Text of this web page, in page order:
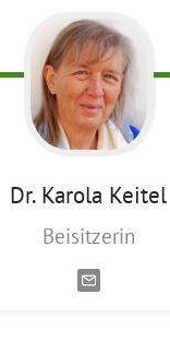
Dr. Karola Keitel
Beisitzerin